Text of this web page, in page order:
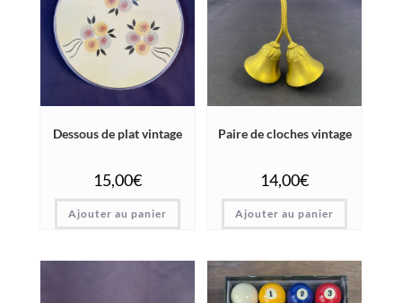
Dessous de plat vintage
15,00€
Ajouter au panier
Paire de cloches vintage
14,00€
Ajouter au panier